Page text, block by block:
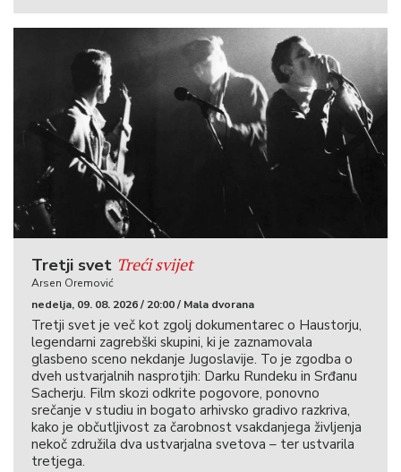
Tretji svet Treći svijet
Arsen Oremović
nedelja, 09. 08. 2026 / 20:00 / Mala dvorana
Tretji svet je več kot zgolj dokumentarec o Haustorju,
legendarni zagrebški skupini, ki je zaznamovala
glasbeno sceno nekdanje Jugoslavije. To je zgodba o
dveh ustvarjalnih nasprotjih: Darku Rundeku in Srđanu
Sacherju. Film skozi odkrite pogovore, ponovno
srečanje v studiu in bogato arhivsko gradivo razkriva,
kako je občutljivost za čarobnost vsakdanjega življenja
nekoč združila dva ustvarjalna svetova – ter ustvarila
tretjega.